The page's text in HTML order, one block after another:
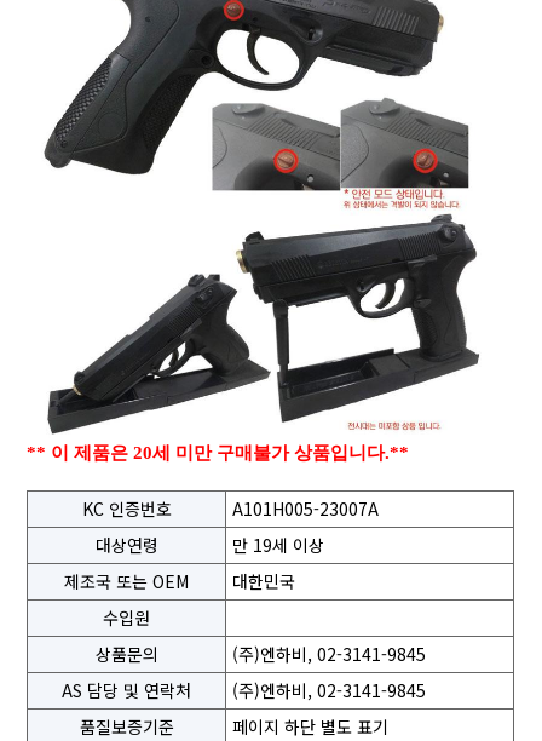
** 이 제품은 20세 미만 구매불가 상품입니다.**
KC 인증번호
A101H005-23007A
대상연령
만 19세 이상
제조국 또는 OEM
대한민국
수입원
상품문의
(주)엔하비, 02-3141-9845
AS 담당 및 연락처
(주)엔하비, 02-3141-9845
품질보증기준
페이지 하단 별도 표기